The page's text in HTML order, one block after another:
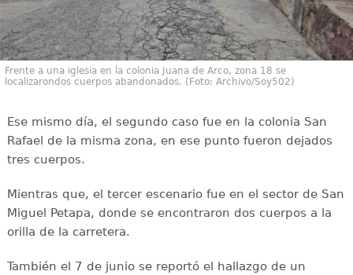
Frente a una iglesia en la colonia Juana de Arco, zona 18 se
localizarondos cuerpos abandonados. (Foto: Archivo/Soy502)
Ese mismo día, el segundo caso fue en la colonia San
Rafael de la misma zona, en ese punto fueron dejados
tres cuerpos.
Mientras que, el tercer escenario fue en el sector de San
Miguel Petapa, donde se encontraron dos cuerpos a la
orilla de la carretera.
También el 7 de junio se reportó el hallazgo de un